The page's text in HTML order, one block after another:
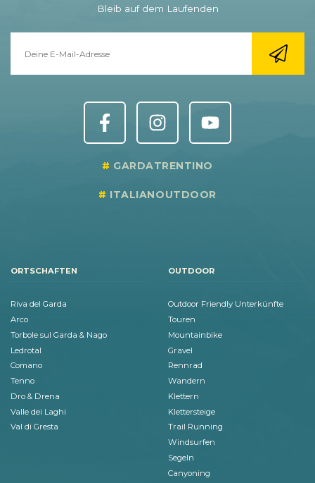
Bleib auf dem Laufenden
GARDATRENTINO
ITALIANOUTDOOR
ORTSCHAFTEN
Riva del Garda
Arco
Torbole sul Garda & Nago
Ledrotal
Comano
Tenno
Dro & Drena
Valle dei Laghi
Val di Gresta
OUTDOOR
Outdoor Friendly Unterkünfte
Touren
Mountainbike
Gravel
Rennrad
Wandern
Klettern
Klettersteige
Trail Running
Windsurfen
Segeln
Canyoning